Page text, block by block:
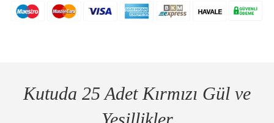
Kutuda 25 Adet Kırmızı Gül ve
Yeşillikler